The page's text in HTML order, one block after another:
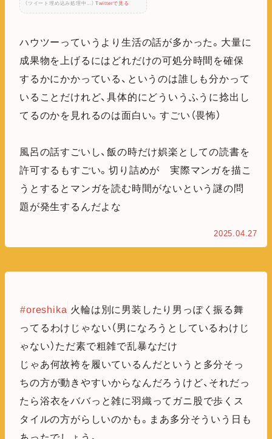
（ツイート埋め込み処理中...） Twitterで見る
ハウツーっていうより生活の話が多かった。大量に
成果物を上げるにはどれだけの可処分時間を確保
するかにかかっている、というのは誰しも分かって
いることだけれど、具体的にどういうふうに捻出し
てるのかを見れるのは面白い。すごい（畏怖）
風呂の話すごいし、飯の時だけ娯楽としての読書を
許可するもすごい。切り詰めが 実際マンガを描こ
うとするとマンガを読む時間がないという謎の問
題が発生するんだよな
2025.04.27
#oreshika 火輪は別に男装したり男っぽく振る舞
ってるわけじゃない（男になろうとしているわけじ
ゃない）ただ素で粗雑で乱暴なだけ
じゃあ何故袴を履いているんだというと多分そっ
ちの方が動きやすいからなんだろうけど、それだっ
たら浴衣をババっと雑に羽織ってガニ股で歩くス
タイルの方がらしいのかも。まあ多分そういう日も